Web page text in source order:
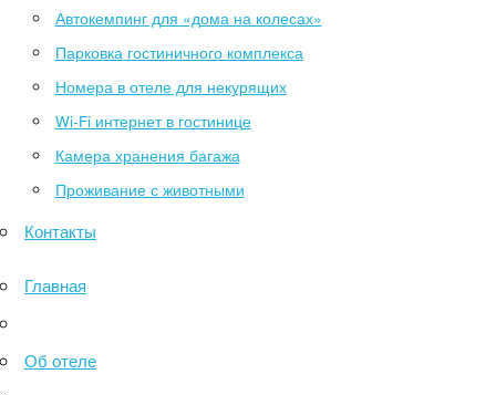
Автокемпинг для «дома на колесах»
Парковка гостиничного комплекса
Номера в отеле для некурящих
Wi-Fi интернет в гостинице
Камера хранения багажа
Проживание с животными
Контакты
Главная
Об отеле